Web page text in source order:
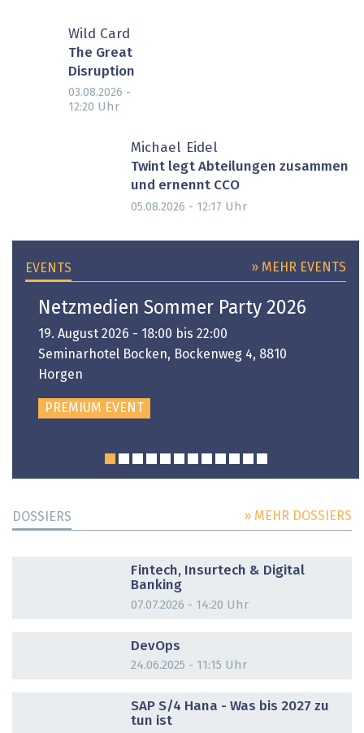
Wild Card
The Great
Disruption
03.08.2026 -
12:20 Uhr
Michael Eidel
Twint legt Abteilungen zusammen
und ernennt CCO
05.08.2026 - 12:17 Uhr
EVENTS » MEHR EVENTS
Netzmedien Sommer Party 2026
19. August 2026 - 18:00 bis 22:00
Seminarhotel Bocken, Bockenweg 4, 8810
Horgen
PREMIUM EVENT
DOSSIERS » MEHR DOSSIERS
Fintech, Insurtech & Digital
Banking
07.07.2026 - 14:20 Uhr
DevOps
24.06.2025 - 11:15 Uhr
SAP S/4 Hana - Was bis 2027 zu
tun ist